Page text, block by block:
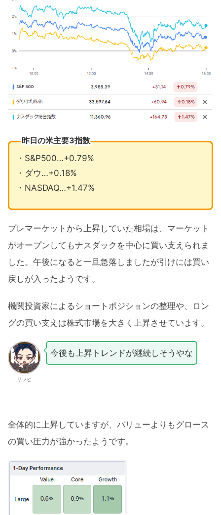
昨日の米主要3指数
・S&P500…+0.79%
・ダウ…+0.18%
・NASDAQ…+1.47%
プレマーケットから上昇していた相場は、マーケット
がオープンしてもナスダックを中心に買い支えられま
した。午後になると一旦急落しましたが引けには買い
戻しが入ったようです。
機関投資家によるショートポジションの整理や、ロン
グの買い支えは株式市場を大きく上昇させています。
リッヒ
今後も上昇トレンドが継続しそうやな
全体的に上昇していますが、バリューよりもグロース
の買い圧力が強かったようです。